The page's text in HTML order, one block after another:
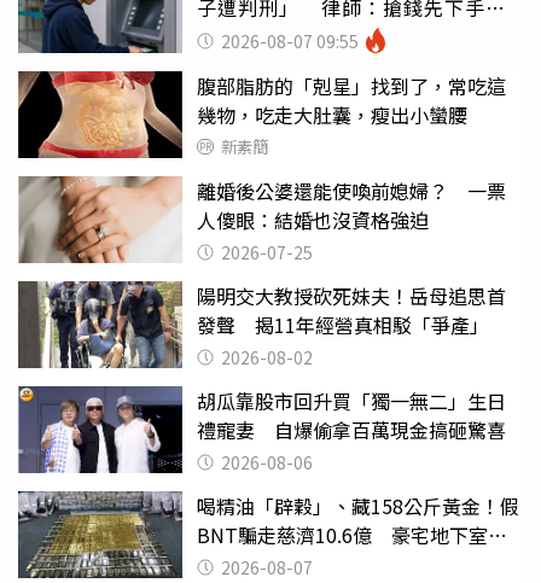
子遭判刑」 律師：搶錢先下手是
罪 2026-08-07 09:55
腹部脂肪的「剋星」找到了，常吃這
幾物，吃走大肚囊，瘦出小蠻腰
新素簡
離婚後公婆還能使喚前媳婦？ 一票
人傻眼：結婚也沒資格強迫
2026-07-25
陽明交大教授砍死妹夫！岳母追思首
發聲 揭11年經營真相駁「爭產」
2026-08-02
胡瓜靠股市回升買「獨一無二」生日
禮寵妻 自爆偷拿百萬現金搞砸驚喜
2026-08-06
喝精油「辟穀」、藏158公斤黃金！假
BNT騙走慈濟10.6億 豪宅地下室竟
挖出乾鮑金庫
2026-08-07